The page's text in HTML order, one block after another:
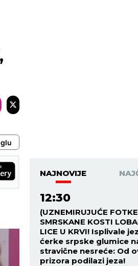
NAJNOVIJE
12:30
(UZNEMIRUJUĆE
SMRSKANE KOSTI
LICE U KRVI! Isplivale
ćerke srpske glumice
stravične nesreće: Od
prizora podilazi jeza!